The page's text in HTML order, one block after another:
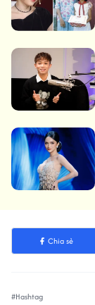
Chia sẻ
#Hashtag